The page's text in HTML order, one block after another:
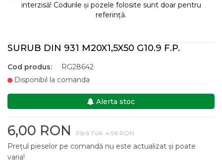
interzisă! Codurile și pozele folosite sunt doar pentru
referință.
SURUB DIN 931 M20X1,5X50 G10.9 F.P.
Cod produs:
RG28642
Disponibil la comanda
Alerta stoc
6,00 RON Fără TVA: 4,96 RON
Prețul pieselor pe comandă nu este actualizat și poate
varia!